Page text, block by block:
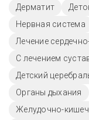
Дерматит
Нервная система
Лечение
С лечением
Детский
Органы дыхания
Желудочно-